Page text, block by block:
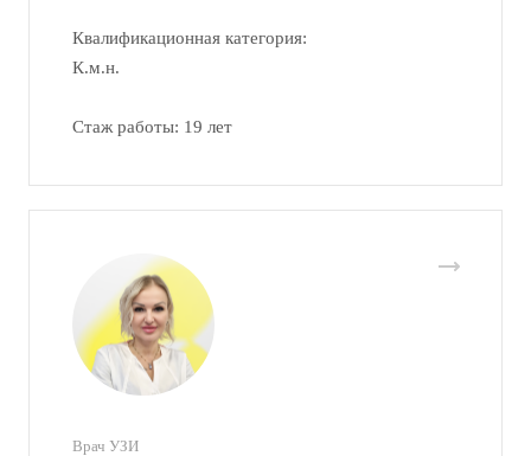
Квалификационная категория:
К.м.н.
Стаж работы: 19 лет
Врач УЗИ